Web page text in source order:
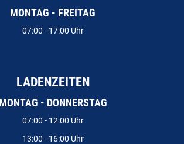
MONTAG - FREITAG
07:00 - 17:00 Uhr
LADENZEITEN
MONTAG - DONNERSTAG
07:00 - 12:00 Uhr
13:00 - 16:00 Uhr